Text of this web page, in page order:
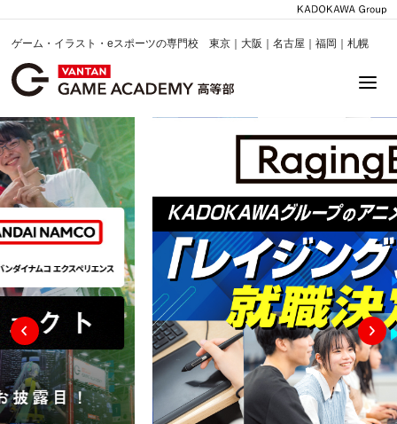
ゲーム・イラスト・eスポーツの専門校 東京｜大阪｜名古屋｜福岡｜札幌